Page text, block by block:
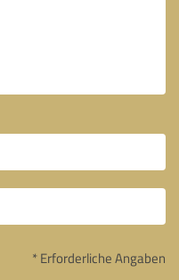
* Erforderliche Angaben